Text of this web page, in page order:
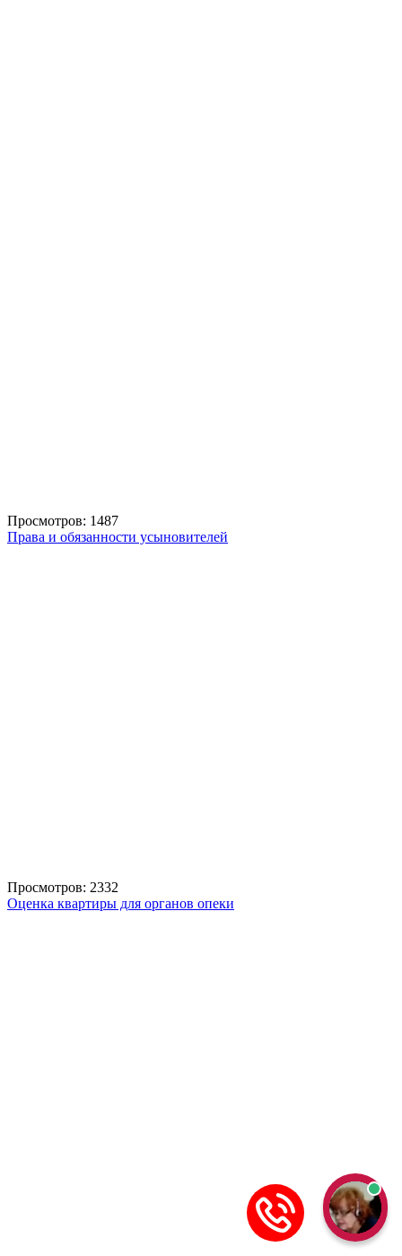
Просмотров: 1487
Права и обязанности усыновителей
Просмотров: 2332
Оценка квартиры для органов опеки